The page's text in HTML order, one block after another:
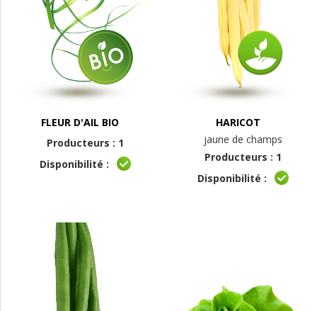
FLEUR D'AIL BIO
Producteurs : 1
Disponibilité :
HARICOT
jaune de champs
Producteurs : 1
Disponibilité :